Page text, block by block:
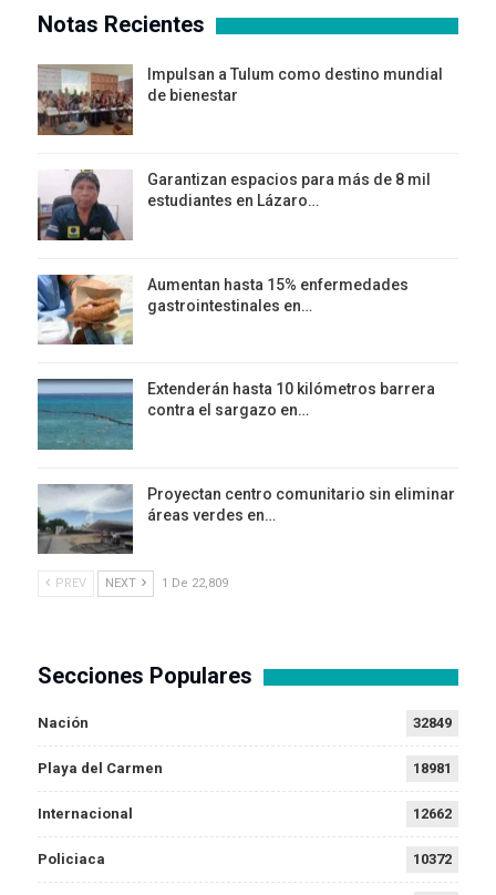
Notas Recientes
Impulsan a Tulum como destino mundial
de bienestar
Garantizan espacios para más de 8 mil
estudiantes en Lázaro…
Aumentan hasta 15% enfermedades
gastrointestinales en…
Extenderán hasta 10 kilómetros barrera
contra el sargazo en…
Proyectan centro comunitario sin eliminar
áreas verdes en…
PREV NEXT 1 De 22,809
Secciones Populares
Nación 32849
Playa del Carmen 18981
Internacional 12662
Policiaca 10372